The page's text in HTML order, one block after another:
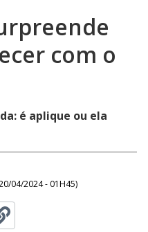
com o
é aplique ou ela
04/2024 - 01H45)